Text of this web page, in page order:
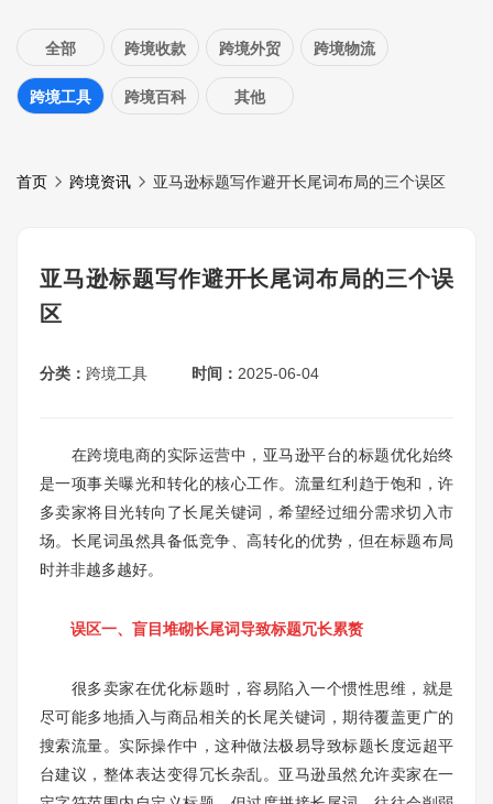
全部 跨境收款 跨境外贸 跨境物流
跨境工具 跨境百科 其他
首页 跨境资讯 亚马逊标题写作避开长尾词布局的三个误区
亚马逊标题写作避开长尾词布局的三个误
区
分类： 跨境工具 时间： 2025-06-04
在跨境电商的实际运营中，亚马逊平台的标题优化始终
是一项事关曝光和转化的核心工作。流量红利趋于饱和，许
多卖家将目光转向了长尾关键词，希望经过细分需求切入市
场。长尾词虽然具备低竞争、高转化的优势，但在标题布局
时并非越多越好。
误区一、盲目堆砌长尾词导致标题冗长累赘
很多卖家在优化标题时，容易陷入一个惯性思维，就是
尽可能多地插入与商品相关的长尾关键词，期待覆盖更广的
搜索流量。实际操作中，这种做法极易导致标题长度远超平
台建议，整体表达变得冗长杂乱。亚马逊虽然允许卖家在一